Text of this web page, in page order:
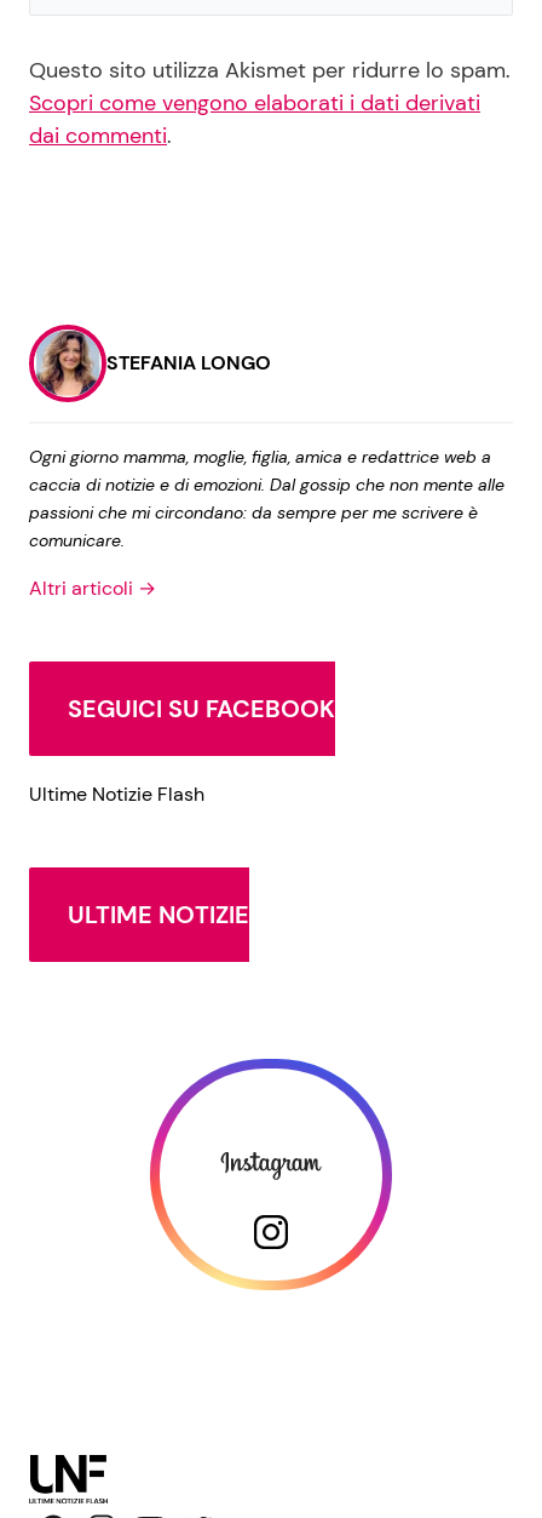
Questo sito utilizza Akismet per ridurre lo spam.
Scopri come vengono elaborati i dati derivati
dai commenti.
STEFANIA LONGO
Ogni giorno mamma, moglie, figlia, amica e redattrice web a
caccia di notizie e di emozioni. Dal gossip che non mente alle
passioni che mi circondano: da sempre per me scrivere è
comunicare.
Altri articoli →
SEGUICI SU FACEBOOK
Ultime Notizie Flash
ULTIME NOTIZIE